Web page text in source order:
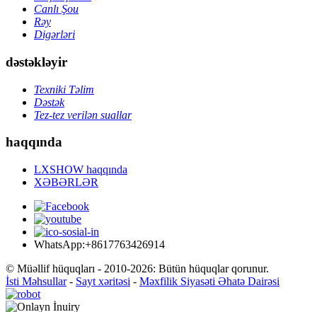
Canlı Şou
Rəy
Digərləri
dəstəkləyir
Texniki Təlim
Dəstək
Tez-tez verilən suallar
haqqında
LXSHOW haqqında
XƏBƏRLƏR
WhatsApp:+8617763426914
© Müəllif hüquqları - 2010-2026: Bütün hüquqlar qorunur.
İsti Məhsullar- Sayt xəritəsi - Məxfilik Siyasəti Əhatə Dairəsi